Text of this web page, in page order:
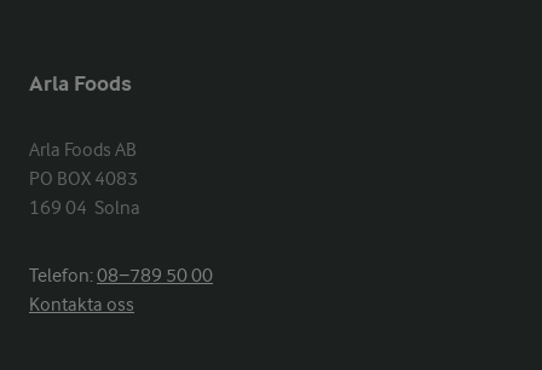
Arla Foods
Arla Foods AB
PO BOX 4083
169 04  Solna
Telefon:08−789 50 00
Kontakta oss